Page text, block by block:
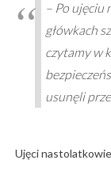
– Po ujęciu
główkach
czytamy w
usunęli
Ujęci